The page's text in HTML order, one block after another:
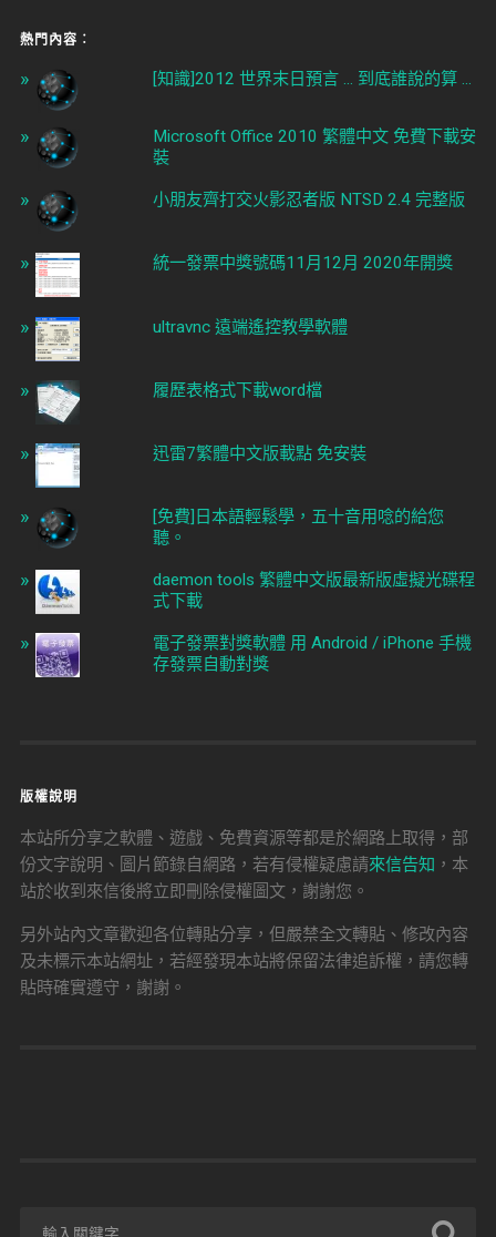
熱門內容︰
[知識]2012 世界末日預言 ... 到底誰說的算 ...
Microsoft Office 2010 繁體中文 免費下載安
裝
小朋友齊打交火影忍者版 NTSD 2.4 完整版
統一發票中獎號碼11月12月 2020年開獎
ultravnc 遠端遙控教學軟體
履歷表格式下載word檔
迅雷7繁體中文版載點 免安裝
[免費]日本語輕鬆學，五十音用唸的給您
聽。
daemon tools 繁體中文版最新版虛擬光碟程
式下載
電子發票對獎軟體 用 Android / iPhone 手機
存發票自動對獎
版權說明
本站所分享之軟體、遊戲、免費資源等都是於網路上取得，部
份文字說明、圖片節錄自網路，若有侵權疑慮請來信告知 ，本
站於收到來信後將立即刪除侵權圖文，謝謝您。
另外站內文章歡迎各位轉貼分享，但嚴禁全文轉貼、修改內容
及未標示本站網址，若經發現本站將保留法律追訴權，請您轉
貼時確實遵守，謝謝。